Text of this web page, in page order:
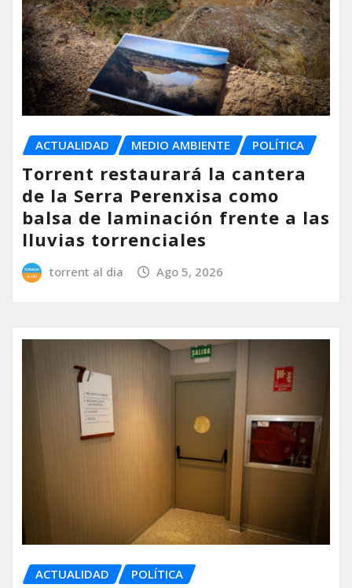
ACTUALIDAD MEDIO AMBIENTE POLÍTICA
Torrent restaurará la cantera
de la Serra Perenxisa como
balsa de laminación frente a las
lluvias torrenciales
torrent al dia Ago 5, 2026
ACTUALIDAD POLÍTICA